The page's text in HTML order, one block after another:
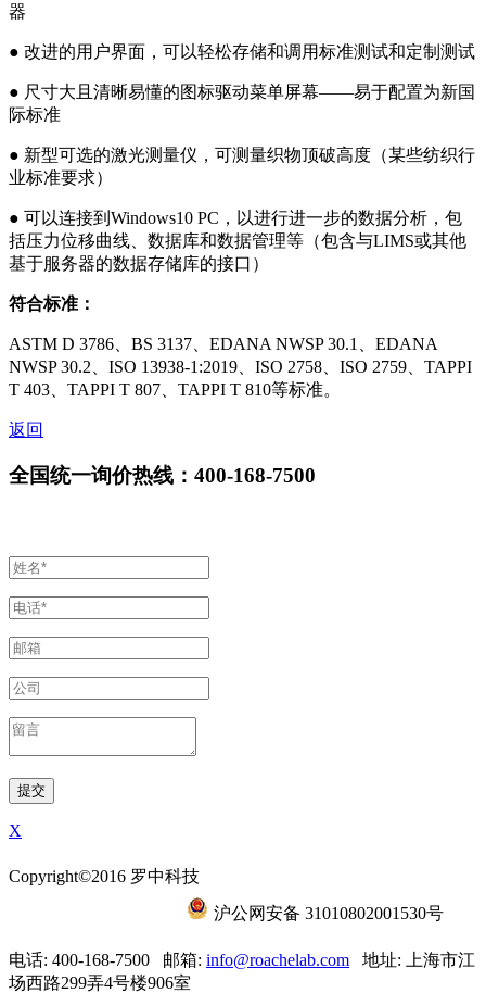
器
● 改进的用户界面，可以轻松存储和调用标准测试和定制测试
● 尺寸大且清晰易懂的图标驱动菜单屏幕——易于配置为新国
际标准
● 新型可选的激光测量仪，可测量织物顶破高度（某些纺织行
业标准要求）
● 可以连接到Windows10 PC，以进行进一步的数据分析，包
括压力位移曲线、数据库和数据管理等（包含与LIMS或其他
基于服务器的数据存储库的接口）
符合标准：
ASTM D 3786、BS 3137、EDANA NWSP 30.1、EDANA
NWSP 30.2、ISO 13938-1:2019、ISO 2758、ISO 2759、TAPPI
T 403、TAPPI T 807、TAPPI T 810等标准。
返回
全国统一询价热线：400-168-7500
X
Copyright©2016 罗中科技
沪公网安备 31010802001530号
电话: 400-168-7500 邮箱: info@roachelab.com‍
地址: 上海市江
场西路299弄4号楼906室